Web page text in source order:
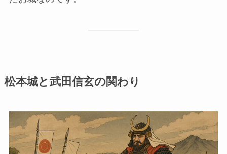
松本城と武田信玄の関わり